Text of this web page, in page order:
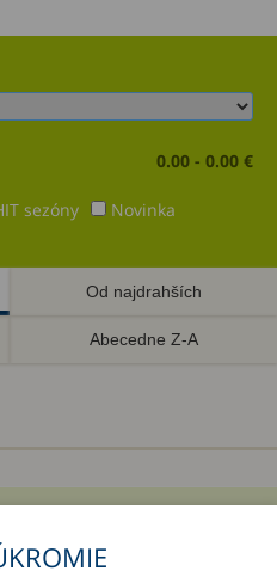
0.00 - 0.00 €
sezóny
Novinka
Od najdrahších
Abecedne Z-A